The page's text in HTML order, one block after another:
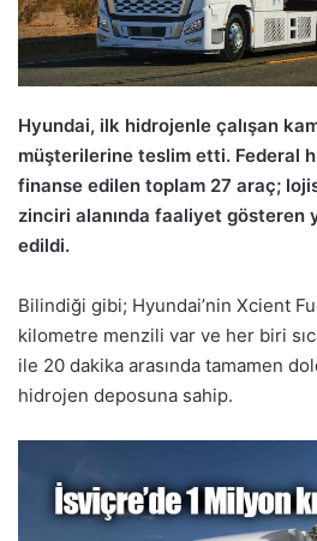
Hyundai, ilk hidrojenle çalışan
müşterilerine teslim etti. Federal
finanse edilen toplam 27 araç;
zinciri alanında faaliyet gösteren
edildi.
Bilindiği gibi; Hyundai’nin Xcient
kilometre menzili var ve her biri
ile 20 dakika arasında tamamen
hidrojen deposuna sahip.